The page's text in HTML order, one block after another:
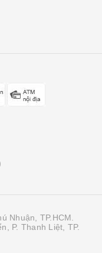
Nhuận, TP.HCM.
P. Thanh Liệt, TP.